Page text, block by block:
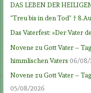
DAS LEBEN DER
“Treu bis in den Tod” †
Das Vaterfest: »Der Vater
Novene zu Gott Vater –
himmlischen Vaters 06/08/
Novene zu Gott Vater –
05/08/2026